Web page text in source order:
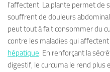
l’affectent. La plante permet de
souffrent de douleurs
peut tout à fait consommer du
contre les maladies qui affectent
hépatique. En renforçant la
digestif, le curcuma le rend plus